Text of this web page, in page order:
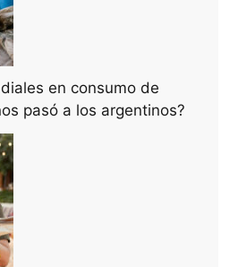
en consumo de
pasó a los argentinos?